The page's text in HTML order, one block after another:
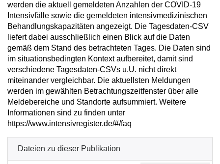
werden die aktuell gemeldeten Anzahlen der COVID-19
Intensivfälle sowie die gemeldeten intensivmedizinischen
Behandlungskapazitäten angezeigt. Die Tagesdaten-CSV
liefert dabei ausschließlich einen Blick auf die Daten
gemäß dem Stand des betrachteten Tages. Die Daten sind
im situationsbedingten Kontext aufbereitet, damit sind
verschiedene Tagesdaten-CSVs u.U. nicht direkt
miteinander vergleichbar. Die aktuellsten Meldungen
werden im gewählten Betrachtungszeitfenster über alle
Meldebereiche und Standorte aufsummiert. Weitere
Informationen sind zu finden unter
https://www.intensivregister.de/#/faq
Dateien zu dieser Publikation